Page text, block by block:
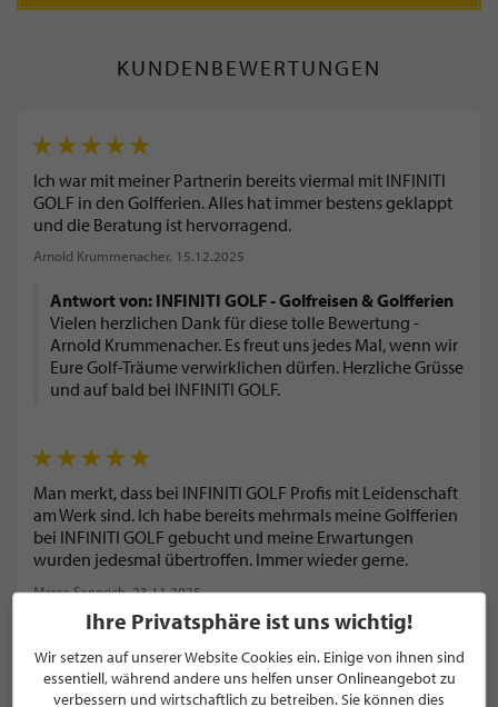
KUNDENBEWERTUNGEN
Ich war mit meiner Partnerin bereits viermal mit INFINITI
GOLF in den Golfferien. Alles hat immer bestens geklappt
und die Beratung ist hervorragend.
Arnold Krummenacher, 15.12.2025
Antwort von: INFINITI GOLF - Golfreisen & Golfferien
Vielen herzlichen Dank für diese tolle Bewertung -
Arnold Krummenacher. Es freut uns jedes Mal, wenn wir
Eure Golf-Träume verwirklichen dürfen. Herzliche Grüsse
und auf bald bei INFINITI GOLF.
Man merkt, dass bei INFINITI GOLF Profis mit Leidenschaft
am Werk sind. Ich habe bereits mehrmals meine Golfferien
bei INFINITI GOLF gebucht und meine Erwartungen
wurden jedesmal übertroffen. Immer wieder gerne.
Marco Sennrich, 23.11.2025
Antwort von: INFINITI GOLF - Golfreisen & Golfferien
Mega-Toll für die tolle Bewertung - Marco Sennrich. Wir
durften für Euch schon einige Traumreisen
Ihre Privatsphäre ist uns wichtig!
Wir setzen auf unserer Website Cookies ein. Einige von ihnen sind
essentiell, während andere uns helfen unser Onlineangebot zu
verbessern und wirtschaftlich zu betreiben. Sie können dies